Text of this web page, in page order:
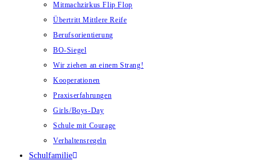
Mitmachzirkus Flip Flop
Übertritt Mittlere Reife
Berufsorientierung
BO-Siegel
Wir ziehen an einem Strang!
Kooperationen
Praxiserfahrungen
Girls/Boys-Day
Schule mit Courage
Verhaltensregeln
Schulfamilie